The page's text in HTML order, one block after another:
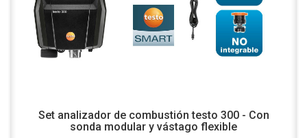
Set analizador de combustión testo 300 - Con
sonda modular y vástago flexible